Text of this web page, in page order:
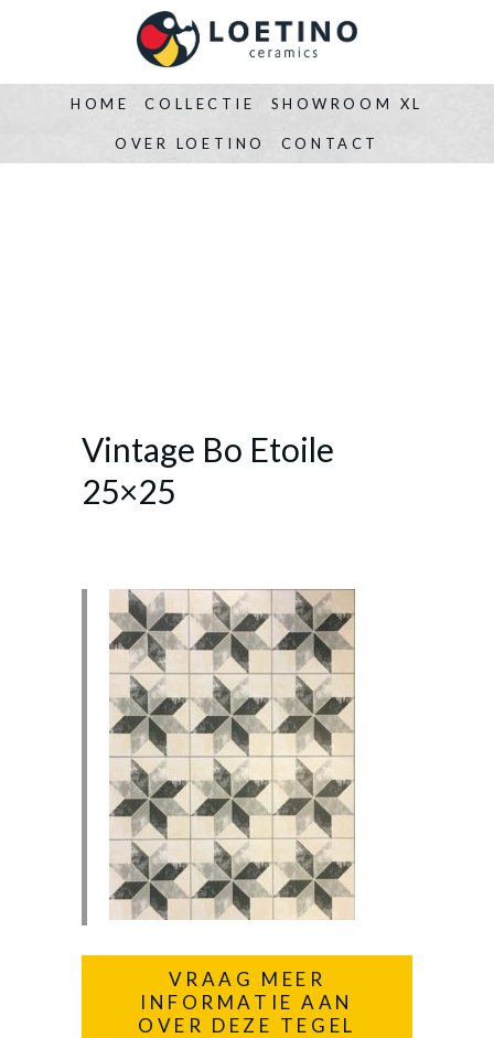
HOME COLLECTIE SHOWROOM XL
OVER LOETINO CONTACT
Vintage Bo Etoile
25×25
VRAAG MEER
INFORMATIE AAN
OVER DEZE TEGEL